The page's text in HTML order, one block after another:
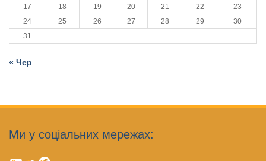
17
18 19 20 21 22
23
24
25 26 27 28 29
30
31
« Чер
Ми у соціальних мережах: